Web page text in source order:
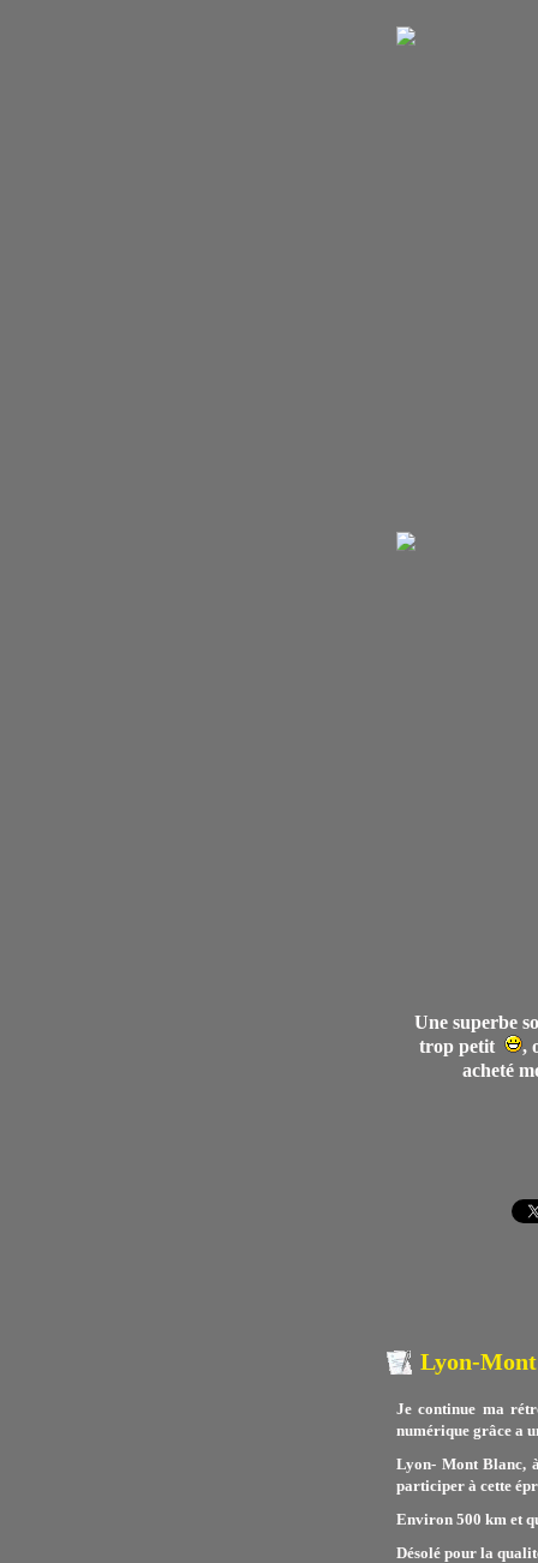
Une superbe
trop petit
,
acheté
Lyon-
Je continue ma
numérique grâce a
Lyon- Mont Blanc,
participer à cette
Environ 500 km et
Désolé pour la